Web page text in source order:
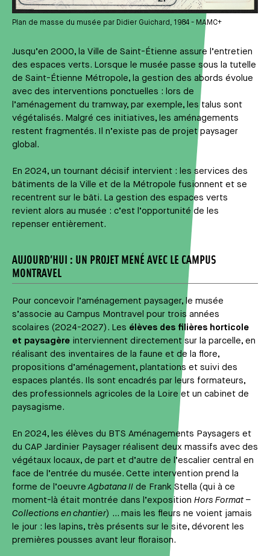
Plan de masse du musée par Didier Guichard, 1984 - MAMC+
Jusqu’en 2000, la Ville de Saint-Étienne assure l’entretien
des espaces verts. Lorsque le musée passe sous la tutelle
de Saint-Étienne Métropole, la gestion des abords évolue
avec des interventions ponctuelles : lors de
l’aménagement du tramway, par exemple, les talus sont
végétalisés. Malgré ces initiatives, les aménagements
restent fragmentés. Il n’existe pas de projet paysager
global.
En 2024, un tournant décisif intervient : les services des
bâtiments de la Ville et de la Métropole fusionnent et se
recentrent sur le bâti. La gestion des espaces verts
revient alors au musée : c’est l’opportunité de les
repenser entièrement.
AUJOURD’HUI : UN PROJET MENÉ AVEC LE CAMPUS
MONTRAVEL
Pour concevoir l’aménagement paysager, le musée
s’associe au Campus Montravel pour trois années
scolaires (2024-2027). Les élèves des filières horticole
et paysagère interviennent directement sur la parcelle, en
réalisant des inventaires de la faune et de la flore,
propositions d’aménagement, plantations et suivi des
espaces plantés. Ils sont encadrés par leurs formateurs,
des professionnels agricoles de la Loire et un cabinet de
paysagisme.
En 2024, les élèves du BTS Aménagements Paysagers et
du CAP Jardinier Paysager réalisent deux massifs avec des
végétaux locaux, de part et d’autre de l’escalier central en
face de l’entrée du musée. Cette intervention prend la
forme de l’oeuvreAgbatana II de Frank Stella (qui à ce
moment-là était montrée dans l’exposition Hors Format –
Collections en chantier) … mais les fleurs ne voient jamais
le jour : les lapins, très présents sur le site, dévorent les
premières pousses avant leur floraison.